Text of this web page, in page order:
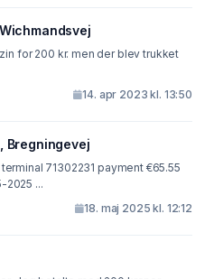
14. apr 2023 kl. 13:50
Bregningevej
71302231 payment €65.55
2025 ...
18. maj 2025 kl. 12:12